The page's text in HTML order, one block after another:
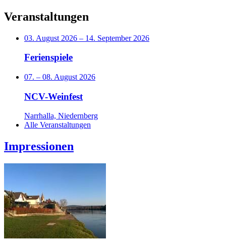
Veranstaltungen
03. August 2026 – 14. September 2026
Ferienspiele
07. – 08. August 2026
NCV-Weinfest
Narrhalla, Niedernberg
Alle Veranstaltungen
Impressionen